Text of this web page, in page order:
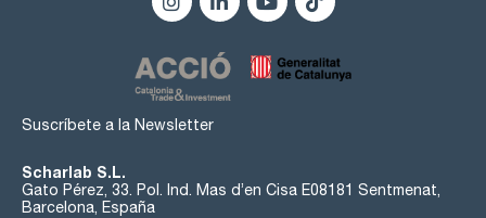
Suscríbete a la Newsletter
Scharlab S.L.
Gato Pérez, 33. Pol. Ind. Mas d’en Cisa E08181 Sentmenat,
Barcelona, España